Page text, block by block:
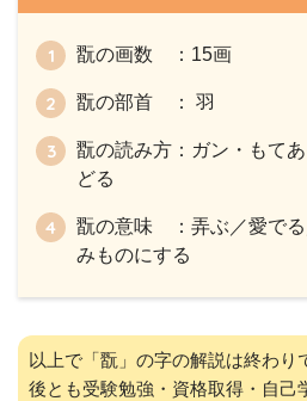
翫の画数 ：15画
翫の部首 ： 羽
翫の読み方：ガン・もて
どる
翫の意味 ：弄ぶ／愛で
みものにする
以上で「翫」の字の解説は終わり
後とも受験勉強・資格取得・自己